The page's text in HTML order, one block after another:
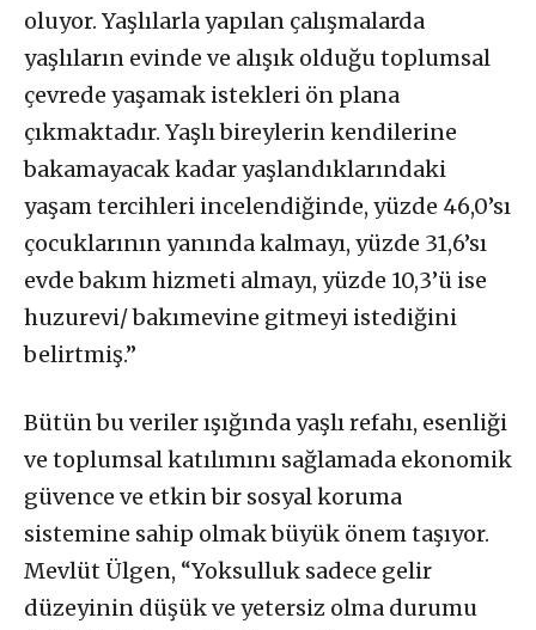
oluyor. Yaşlılarla yapılan çalışmalarda
yaşlıların evinde ve alışık olduğu toplumsal
çevrede yaşamak istekleri ön plana
çıkmaktadır. Yaşlı bireylerin kendilerine
bakamayacak kadar yaşlandıklarındaki
yaşam tercihleri incelendiğinde, yüzde 46,0’sı
çocuklarının yanında kalmayı, yüzde 31,6’sı
evde bakım hizmeti almayı, yüzde 10,3’ü ise
huzurevi/ bakımevine gitmeyi istediğini
belirtmiş.”
Bütün bu veriler ışığında yaşlı refahı, esenliği
ve toplumsal katılımını sağlamada ekonomik
güvence ve etkin bir sosyal koruma
sistemine sahip olmak büyük önem taşıyor.
Mevlüt Ülgen, “Yoksulluk sadece gelir
düzeyinin düşük ve yetersiz olma durumu